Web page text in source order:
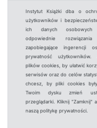
Instytut Książki dba o
użytkowników i
ich danych
odpowiednie rozwiązania
zapobiegające ingerencji
prywatność użytkowników.
plików cookies, by ułatwić
serwisów oraz do celów
chcesz, by pliki cookies
Twoim dysku zmień
przeglądarki. Kliknij "Zamknij"
naszą politykę prywatności.